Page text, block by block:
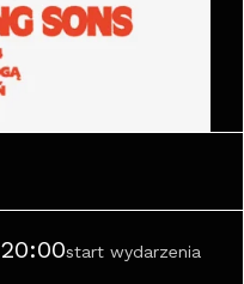
20:00start wydarzenia